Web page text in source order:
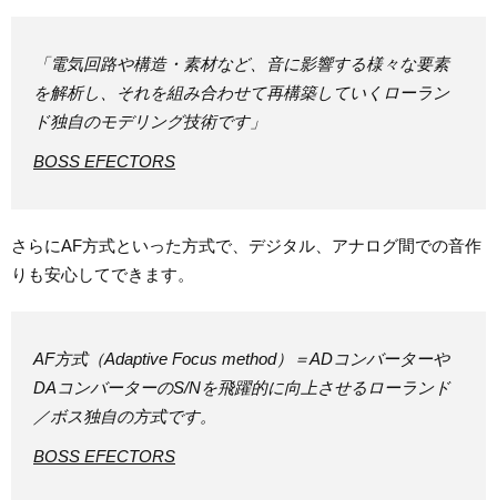
「電気回路や構造・素材など、音に影響する様々な要素
を解析し、それを組み合わせて再構築していくローラン
ド独自のモデリング技術です」
BOSS EFECTORS
さらにAF方式といった方式で、デジタル、アナログ間での音作
りも安心してできます。
AF方式（Adaptive Focus method）＝ADコンバーターや
DAコンバーターのS/Nを飛躍的に向上させるローランド
／ボス独自の方式です。
BOSS EFECTORS